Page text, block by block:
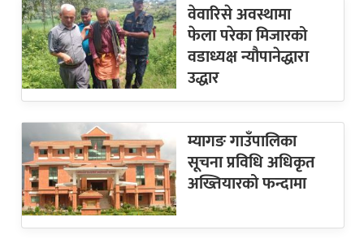
वेवारिसे अवस्थामा
फेला परेका मिजारको
वडाध्यक्ष न्यौपानेद्धारा
उद्धार
म्यागङ गाउँपालिका
सूचना प्रविधि अधिकृत
अख्तियारको फन्दामा